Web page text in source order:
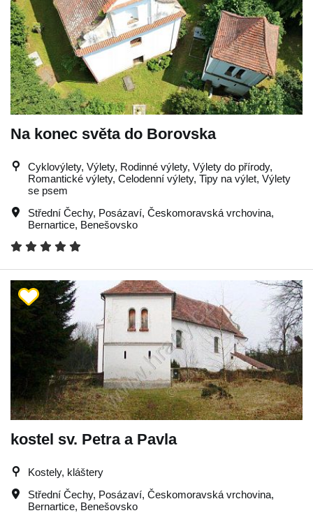
Na konec světa do Borovska
Cyklovýlety, Výlety, Rodinné výlety, Výlety do přírody,
Romantické výlety, Celodenní výlety, Tipy na výlet, Výlety
se psem
Střední Čechy, Posázaví, Českomoravská vrchovina,
Bernartice, Benešovsko
kostel sv. Petra a Pavla
Kostely, kláštery
Střední Čechy, Posázaví, Českomoravská vrchovina,
Bernartice, Benešovsko